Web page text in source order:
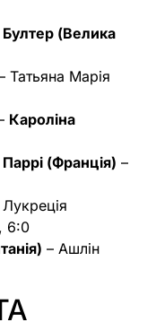
Бултер (Велика
Татьяна Марія
Кароліна
(Франція) –
6:0
– Ашлін